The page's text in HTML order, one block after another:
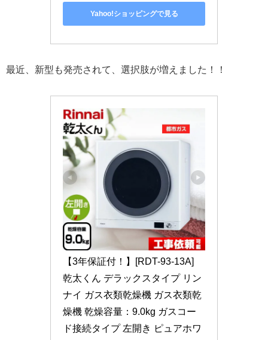
Yahoo!ショッピングで見る
最近、新型も発売されて、選択肢が増えました！！
【3年保証付！】[RDT-93-13A]
乾太くん デラックスタイプ リン
ナイ ガス衣類乾燥機 ガス衣類乾
燥機 乾燥容量：9.0kg ガスコー
ド接続タイプ 左開き ピュアホワ